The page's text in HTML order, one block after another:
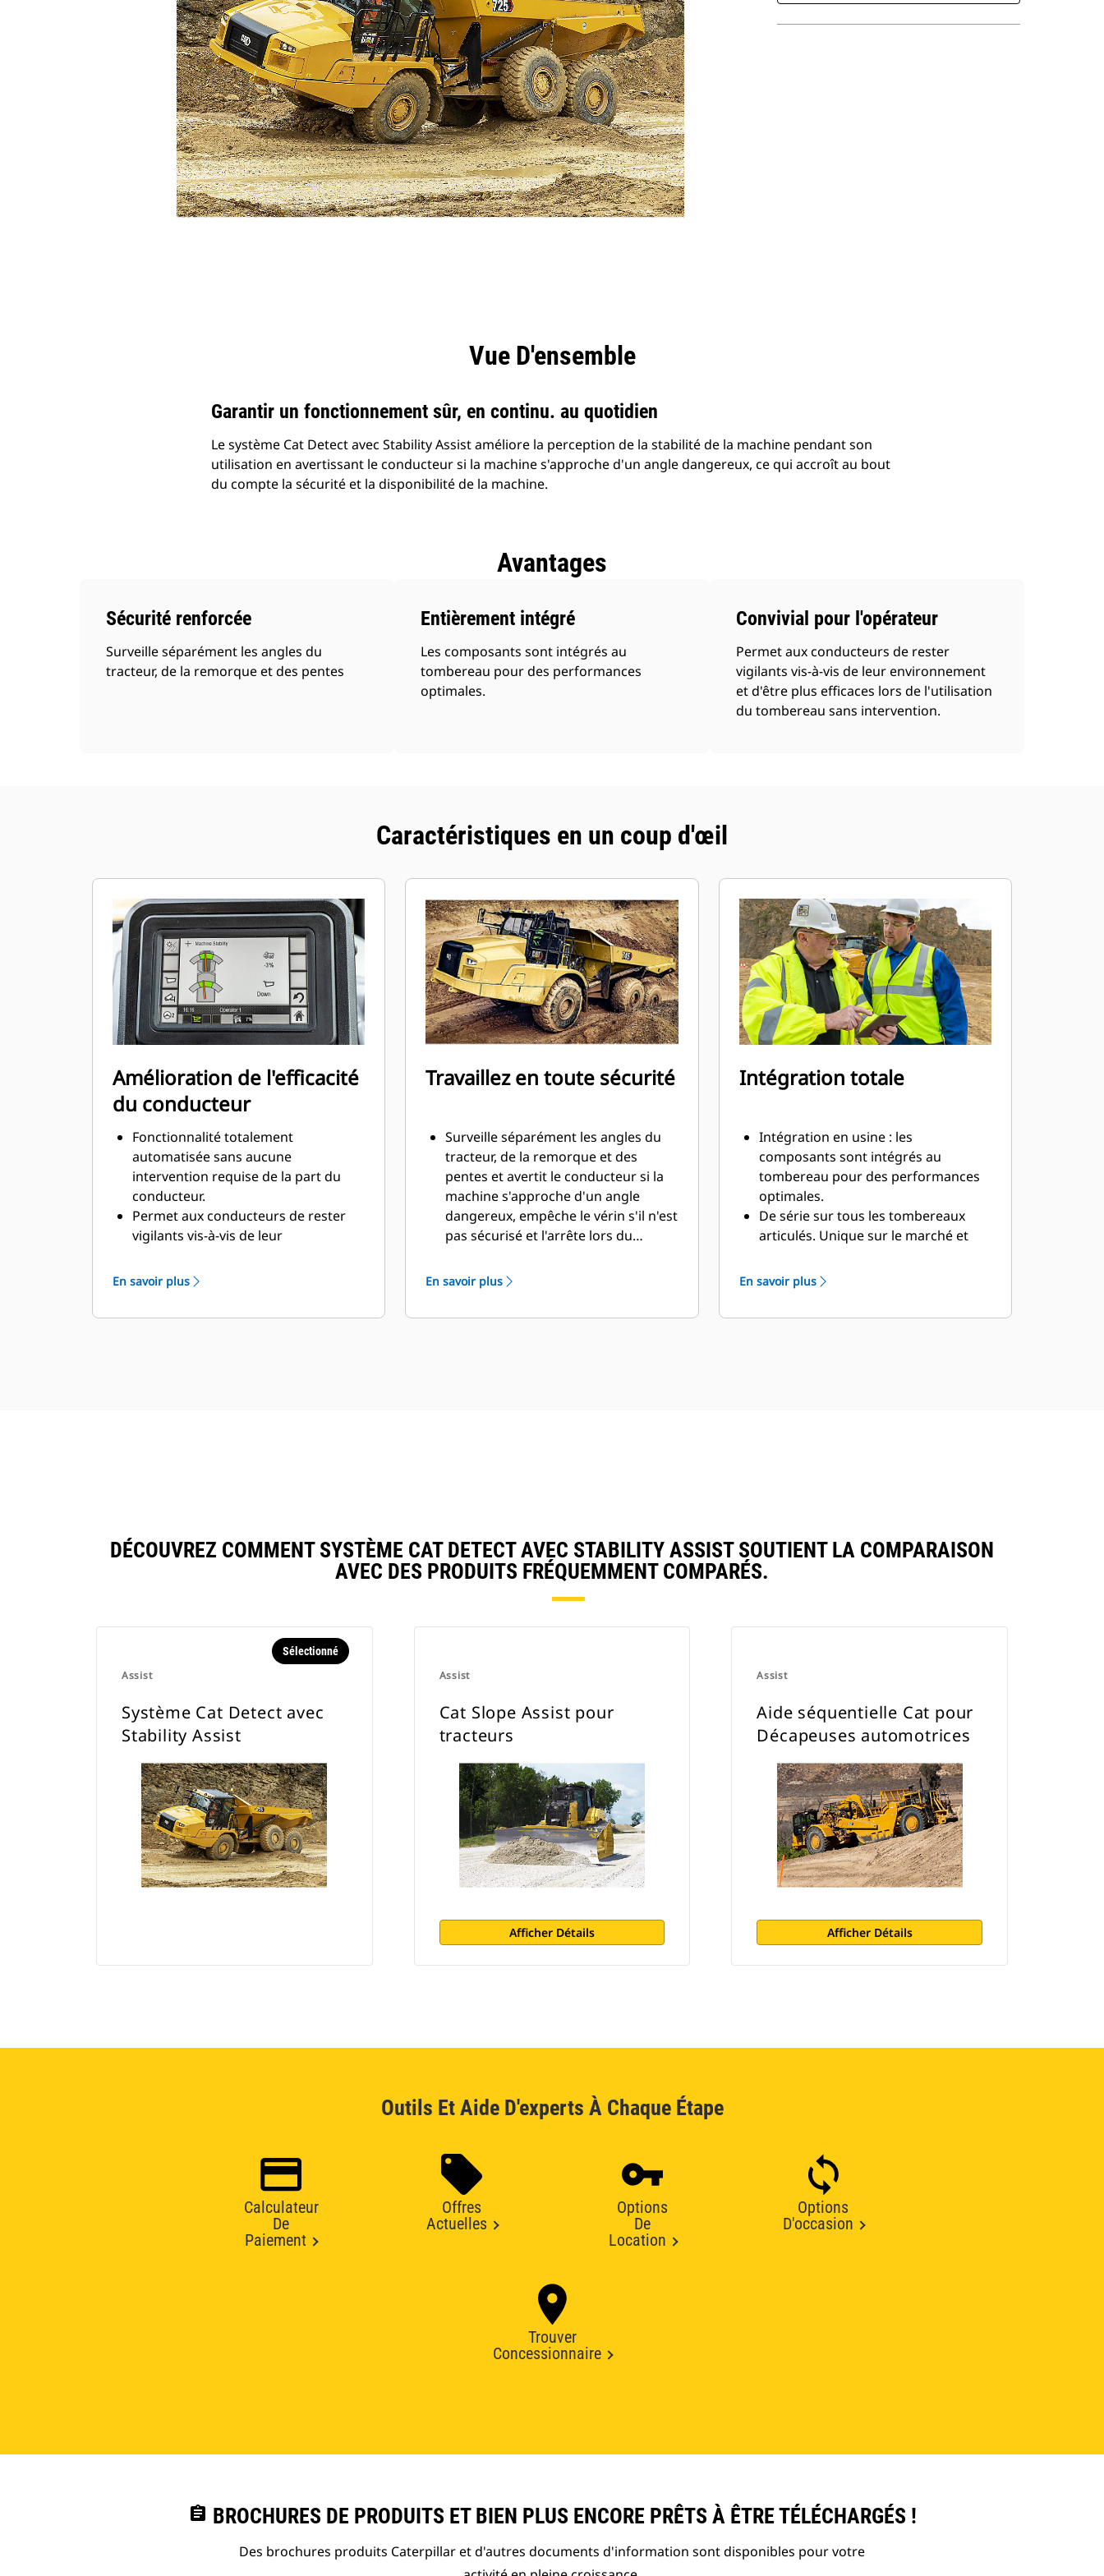
Vue D'ensemble
Garantir un fonctionnement sûr, en continu. au quotidien
Le système Cat Detect avec Stability Assist améliore la perception de la stabilité de la machine pendant son
utilisation en avertissant le conducteur si la machine s'approche d'un angle dangereux, ce qui accroît au bout
du compte la sécurité et la disponibilité de la machine.
Avantages
Sécurité renforcée
Surveille séparément les angles du
tracteur, de la remorque et des pentes
Entièrement intégré
Les composants sont intégrés au
tombereau pour des performances
optimales.
Convivial pour l'opérateur
Permet aux conducteurs de rester
vigilants vis-à-vis de leur environnement
et d'être plus efficaces lors de l'utilisation
du tombereau sans intervention.
Caractéristiques en un coup d'œil
Amélioration de l'efficacité
du conducteur
Fonctionnalité totalement
automatisée sans aucune
intervention requise de la part du
conducteur.
Permet aux conducteurs de rester
vigilants vis-à-vis de leur
efficaces lors de l'utilisation du
tombereau.
Intégré à l'écran multifonction
En savoir plus
Travaillez en toute sécurité
Surveille séparément les angles du
tracteur, de la remorque et des
pentes et avertit le conducteur si la
machine s'approche d'un angle
dangereux, empêche le vérin s'il n'est
pas sécurisé et l'arrête lors du
En savoir plus
Intégration totale
Intégration en usine : les
composants sont intégrés au
tombereau pour des performances
optimales.
De série sur tous les tombereaux
articulés. Unique sur le marché et
tombereaux articulés Cat® depuis
Enregistre les incidents de
En savoir plus
DÉCOUVREZ COMMENT SYSTÈME CAT DETECT AVEC STABILITY ASSIST SOUTIENT LA COMPARAISON
AVEC DES PRODUITS FRÉQUEMMENT COMPARÉS.
Assist
Sélectionné
Système Cat Detect avec
Stability Assist
Assist
Cat Slope Assist pour
tracteurs
Afficher Détails
Assist
Aide séquentielle Cat pour
Décapeuses automotrices
Afficher Détails
Outils Et Aide D'experts À Chaque Étape
Calculateur
De
Paiement
Offres
Actuelles
Options
De
Location
Options
D'occasion
Trouver
Concessionnaire
assignment BROCHURES DE PRODUITS ET BIEN PLUS ENCORE PRÊTS À ÊTRE TÉLÉCHARGÉS !
Des brochures produits Caterpillar et d'autres documents d'information sont disponibles pour votre